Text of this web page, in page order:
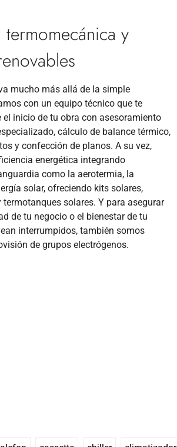
y
mucho más allá de la simple
con un equipo técnico que te
el inicio de tu obra con asesoramiento
cálculo de balance térmico,
y confección de planos. A su vez,
energética integrando
como la aerotermia, la
solar, ofreciendo kits solares,
termotanques solares. Y para asegurar
de tu negocio o el bienestar de tu
interrumpidos, también somos
de grupos electrógenos.